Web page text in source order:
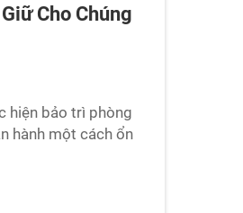
Cho Chúng
hiện bảo trì phòng
hành một cách ổn
và duy trì...